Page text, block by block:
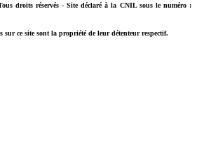
droits réservés - Site déclaré à la CNIL sous le numéro :
sur ce site sont la propriété de leur détenteur respectif.